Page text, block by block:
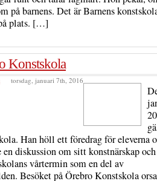
på barnens. Det är Barnens
plats. […]
Konstskola
torsdag, januari 7th, 2016
Han höll ett föredrag för eleverna
diskussion om sitt konstnärskap
vårtermin som en del av
Besöket på Örebro Konstskola